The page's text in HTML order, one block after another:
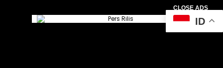
CLOSE ADS
ID